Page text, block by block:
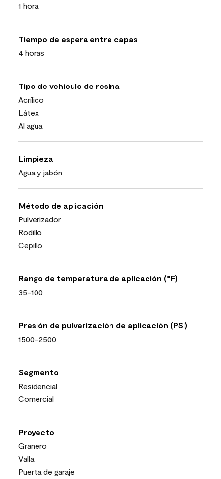
1 hora
Tiempo de espera entre capas
4 horas
Tipo de vehículo de resina
Acrílico
Látex
Al agua
Limpieza
Agua y jabón
Método de aplicación
Pulverizador
Rodillo
Cepillo
Rango de temperatura de aplicación (°F)
35-100
Presión de pulverización de aplicación (PSI)
1500-2500
Segmento
Residencial
Comercial
Proyecto
Granero
Valla
Puerta de garaje